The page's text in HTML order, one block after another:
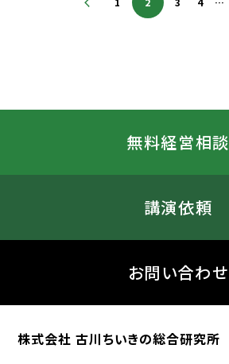
無料経営相談
講演依頼
お問い合わせ
株式会社 古川ちいきの総合研究所